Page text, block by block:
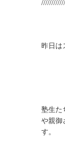
昨日は
塾生た
や親御
す。